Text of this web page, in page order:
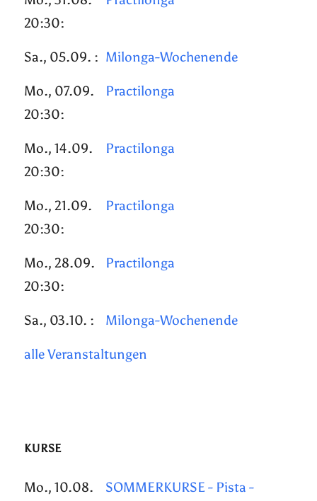
20:30:
Sa., 05.09. : Milonga-Wochenende
Mo., 07.09.
20:30:
Practilonga
Mo., 14.09.
20:30:
Practilonga
Mo., 21.09.
20:30:
Practilonga
Mo., 28.09.
20:30:
Practilonga
Sa., 03.10. : Milonga-Wochenende
alle Veranstaltungen
KURSE
Mo., 10.08.
SOMMERKURSE - Pista -